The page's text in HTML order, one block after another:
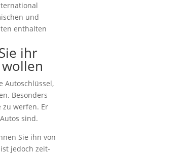
und
enthalten
ihr
Autoschlüssel,
Besonders
zu werfen. Er
sind.
Sie ihn von
jedoch zeit-